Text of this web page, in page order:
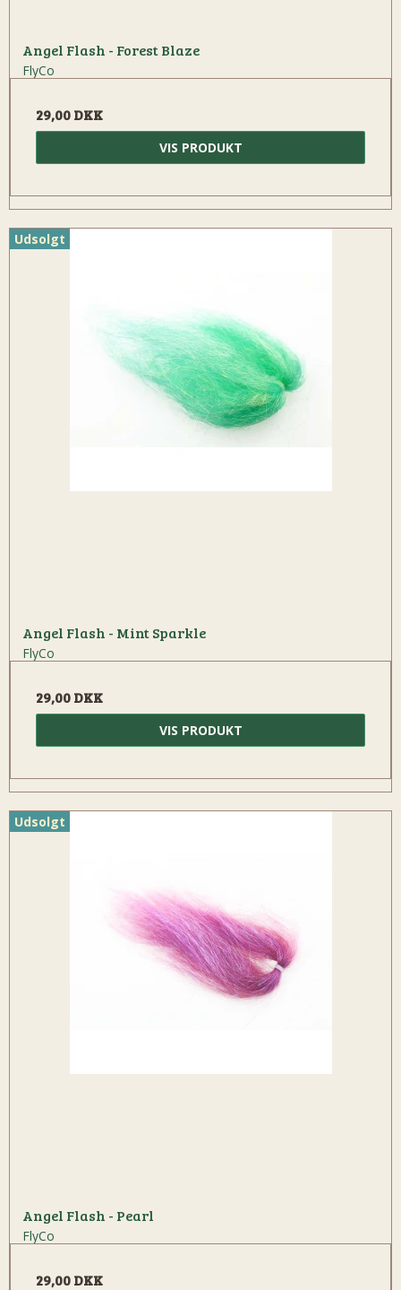
Angel Flash - Forest Blaze
FlyCo
29,00 DKK
VIS PRODUKT
Udsolgt
Angel Flash - Mint Sparkle
FlyCo
29,00 DKK
VIS PRODUKT
Udsolgt
Angel Flash - Pearl
FlyCo
29,00 DKK